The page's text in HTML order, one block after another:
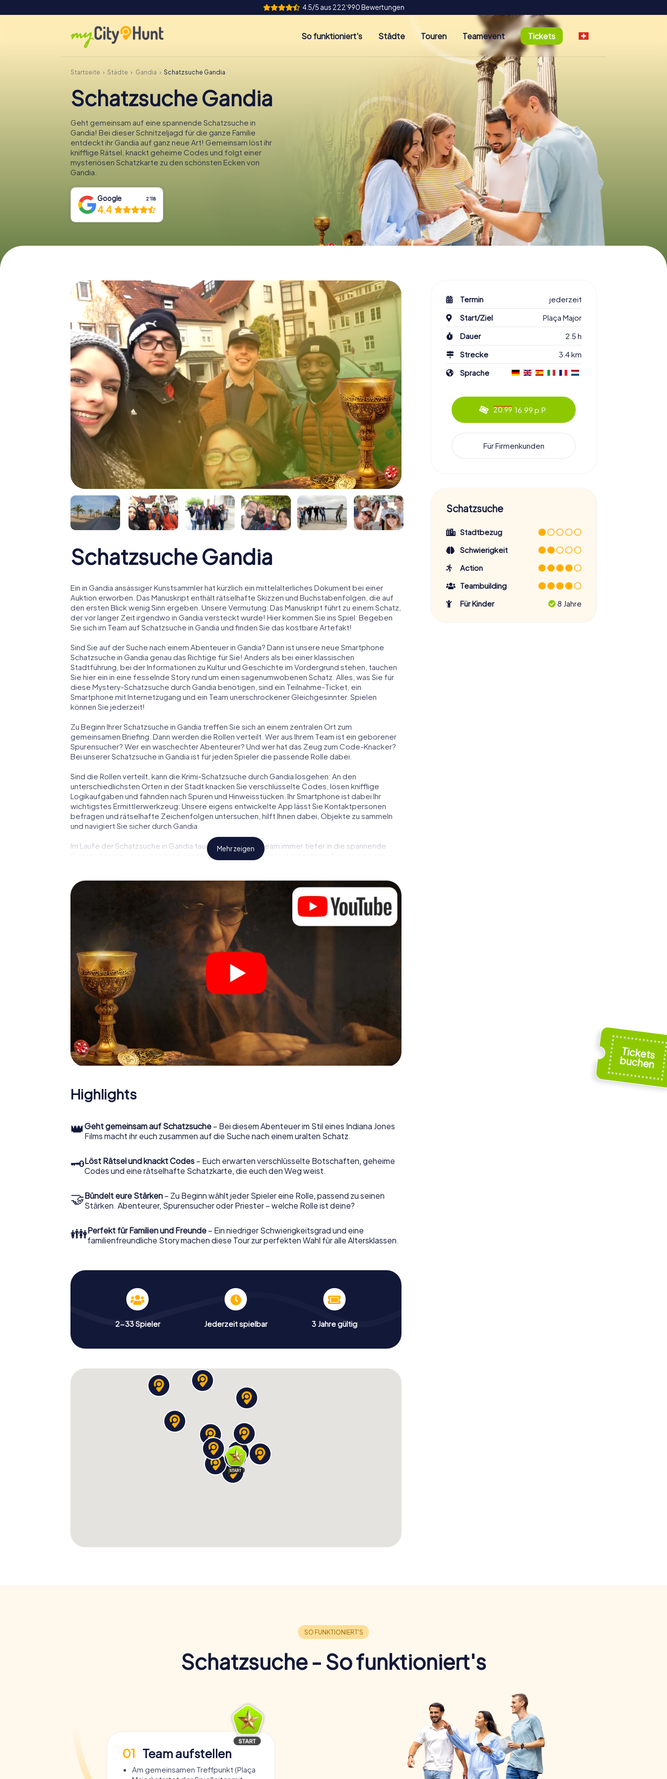
4.5/5 aus 222‘990 Bewertungen
So funktioniert's Städte Touren Teamevent Tickets
Startseite Städte Gandia Schatzsuche Gandia
Schatzsuche Gandia
Geht gemeinsam auf eine spannende Schatzsuche in
Gandia! Bei dieser Schnitzeljagd für die ganze Familie
entdeckt ihr Gandia auf ganz neue Art! Gemeinsam löst ihr
knifflige Rätsel, knackt geheime Codes und folgt einer
mysteriösen Schatzkarte zu den schönsten Ecken von
Gandia.
Google 2‘118
4.4
Schatzsuche Gandia
Ein in Gandia ansässiger Kunstsammler hat kürzlich ein mittelalterliches Dokument bei einer
Auktion erworben. Das Manuskript enthält rätselhafte Skizzen und Buchstabenfolgen, die auf
den ersten Blick wenig Sinn ergeben. Unsere Vermutung: Das Manuskript führt zu einem Schatz,
der vor langer Zeit irgendwo in Gandia versteckt wurde! Hier kommen Sie ins Spiel: Begeben
Sie sich im Team auf Schatzsuche in Gandia und finden Sie das kostbare Artefakt!
Sind Sie auf der Suche nach einem Abenteuer in Gandia? Dann ist unsere neue Smartphone
Schatzsuche in Gandia genau das Richtige für Sie! Anders als bei einer klassischen
Stadtführung, bei der Informationen zu Kultur und Geschichte im Vordergrund stehen, tauchen
Sie hier ein in eine fesselnde Story rund um einen sagenumwobenen Schatz. Alles, was Sie für
diese Mystery-Schatzsuche durch Gandia benötigen, sind ein Teilnahme-Ticket, ein
Smartphone mit Internetzugang und ein Team unerschrockener Gleichgesinnter. Spielen
können Sie jederzeit!
Zu Beginn Ihrer Schatzsuche in Gandia treffen Sie sich an einem zentralen Ort zum
gemeinsamen Briefing. Dann werden die Rollen verteilt. Wer aus Ihrem Team ist ein geborener
Spurensucher? Wer ein waschechter Abenteurer? Und wer hat das Zeug zum Code-Knacker?
Bei unserer Schatzsuche in Gandia ist für jeden Spieler die passende Rolle dabei.
Sind die Rollen verteilt, kann die Krimi-Schatzsuche durch Gandia losgehen: An den
unterschiedlichsten Orten in der Stadt knacken Sie verschlüsselte Codes, lösen knifflige
Logikaufgaben und fahnden nach Spuren und Hinweisstücken. Ihr Smartphone ist dabei Ihr
wichtigstes Ermittlerwerkzeug: Unsere eigens entwickelte App lässt Sie Kontaktpersonen
befragen und rätselhafte Zeichenfolgen untersuchen, hilft Ihnen dabei, Objekte zu sammeln
und navigiert Sie sicher durch Gandia.
Im Laufe der Schatzsuche in Gandia tauchen Sie und Ihr Team immer tiefer in die spannende
Geschichte ein, und schon bald werden Sie feststellen, dass der kostbare Schatz nur noch
Mehr zeigen
Highlights
👑Geht gemeinsam auf Schatzsuche – Bei diesem Abenteuer im Stil eines Indiana Jones
Films macht ihr euch zusammen auf die Suche nach einem uralten Schatz.
🗝Löst Rätsel und knackt Codes – Euch erwarten verschlüsselte Botschaften, geheime
Codes und eine rätselhafte Schatzkarte, die euch den Weg weist.
🤝Bündelt eure Stärken – Zu Beginn wählt jeder Spieler eine Rolle, passend zu seinen
Stärken. Abenteurer, Spurensucher oder Priester – welche Rolle ist deine?
👪Perfekt für Familien und Freunde – Ein niedriger Schwierigkeitsgrad und eine
familienfreundliche Story machen diese Tour zur perfekten Wahl für alle Altersklassen.
2-33 Spieler Jederzeit spielbar 3 Jahre gültig
Termin
jederzeit
Start/Ziel
Plaça Major
Dauer
2.5 h
Strecke
3.4 km
Sprache
20.99 16.99 p.P.
Für Firmenkunden
Schatzsuche
Stadtbezug
Schwierigkeit
Action
Teambuilding
Für Kinder
8 Jahre
Schatzsuche - So funktioniert's
01 Team aufstellen
Am gemeinsamen Treffpunkt (Plaça